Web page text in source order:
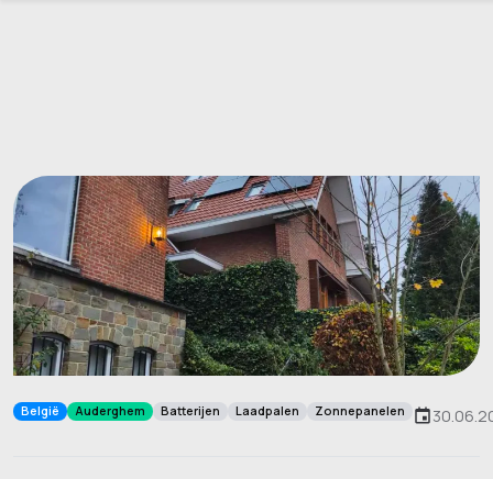
België Auderghem Batterijen Laadpalen Zonnepanelen